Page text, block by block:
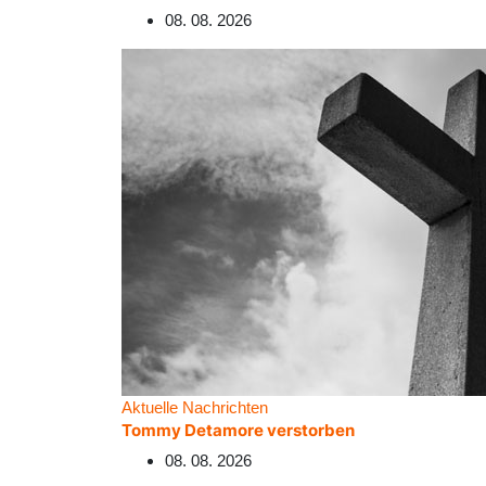
08. 08. 2026
Aktuelle Nachrichten
Tommy Detamore verstorben
08. 08. 2026